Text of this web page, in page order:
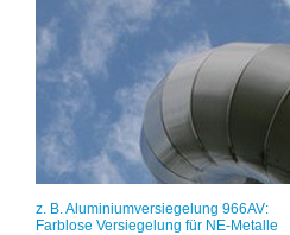
z. B. Aluminiumversiegelung 966AV:
Farblose Versiegelung für NE-Metalle